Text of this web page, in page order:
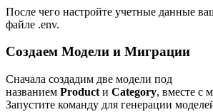
После чего настройте учетные данные
файле .env.
Создаем Модели и Миграции
Сначала создадим две модели под
названием Product и Category, вместе с
Запустите команду для генерации